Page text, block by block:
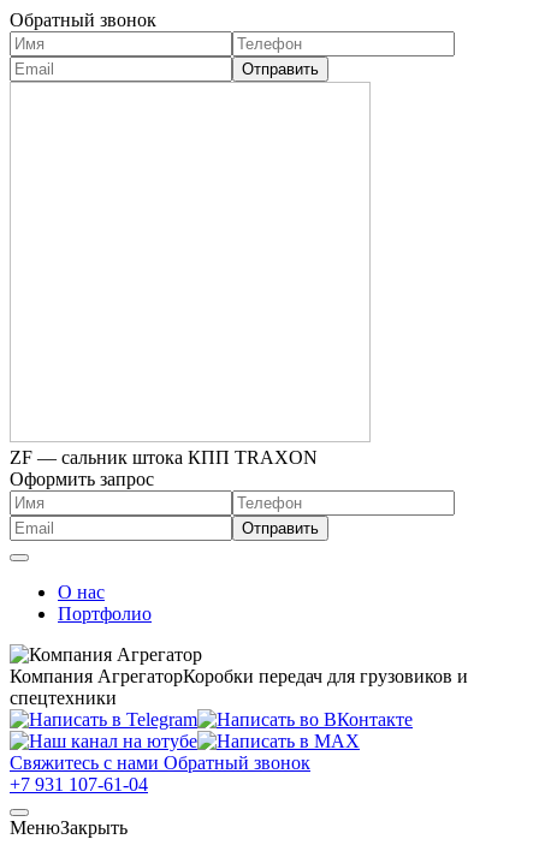
Обратный звонок
ZF — сальник штока КПП TRAXON
Оформить запрос
О нас
Портфолио
Компания АгрегаторКоробки передач для грузовиков и
спецтехники
Свяжитесь с нами Обратный звонок
+7 931 107-61-04
МенюЗакрыть